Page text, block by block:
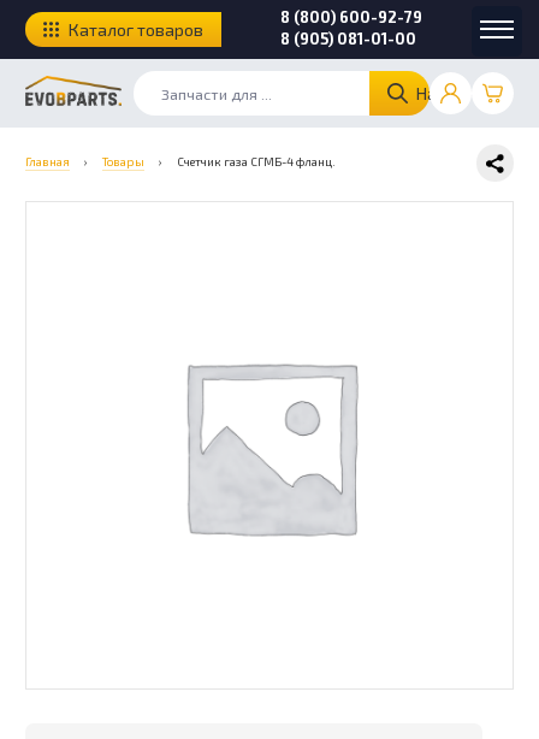
Найти
8 (800) 600-92-79
8 (905) 081-01-00
Каталог товаров
Главная › Товары › Счетчик газа СГМБ-4 фланц.